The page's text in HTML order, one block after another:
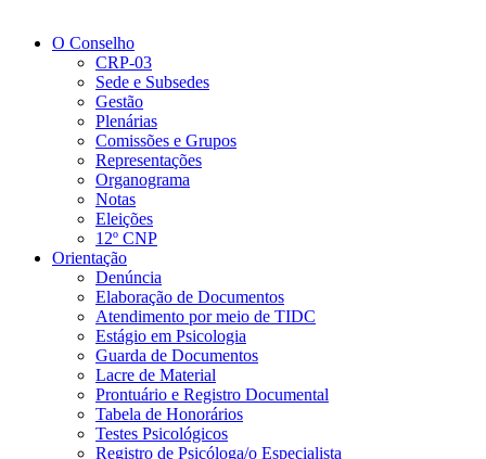
O Conselho
CRP-03
Sede e Subsedes
Gestão
Plenárias
Comissões e Grupos
Representações
Organograma
Notas
Eleições
12º CNP
Orientação
Denúncia
Elaboração de Documentos
Atendimento por meio de TIDC
Estágio em Psicologia
Guarda de Documentos
Lacre de Material
Prontuário e Registro Documental
Tabela de Honorários
Testes Psicológicos
Registro de Psicóloga/o Especialista